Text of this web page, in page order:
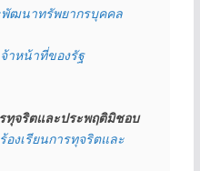
พัฒนาทรัพยากรบุคคล
าหน้าที่ของรัฐ
รทุจริตและประพฤติมิชอบ
องเรียนการทุจริตและ